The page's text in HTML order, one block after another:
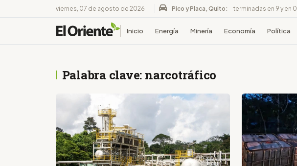
viernes, 07 de agosto de 2026 Pico y Placa, Quito: terminadas en 9 y en 0
Inicio Energía Minería Economía Política
Palabra clave: narcotráfico